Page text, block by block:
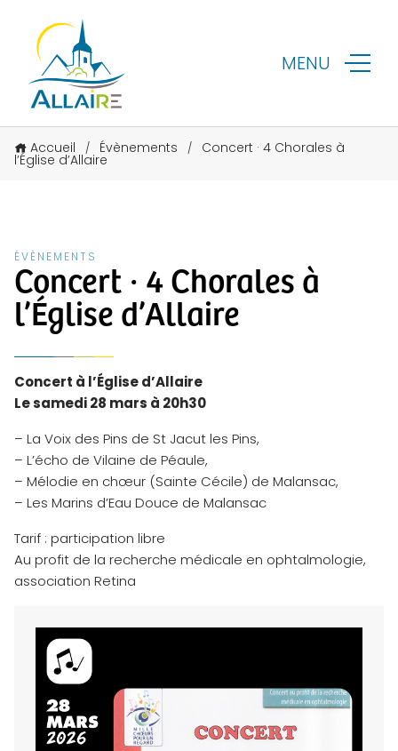
MENU
Accueil / Évènements / Concert · 4 Chorales à
l’Église d’Allaire
ÉVÈNEMENTS
Concert · 4 Chorales à
l’Église d’Allaire
Concert à l’Église d’Allaire
Le samedi 28 mars à 20h30
– La Voix des Pins de St Jacut les Pins,
– L’écho de Vilaine de Péaule,
– Mélodie en chœur (Sainte Cécile) de Malansac,
– Les Marins d’Eau Douce de Malansac
Tarif : participation libre
Au profit de la recherche médicale en ophtalmologie,
association Retina